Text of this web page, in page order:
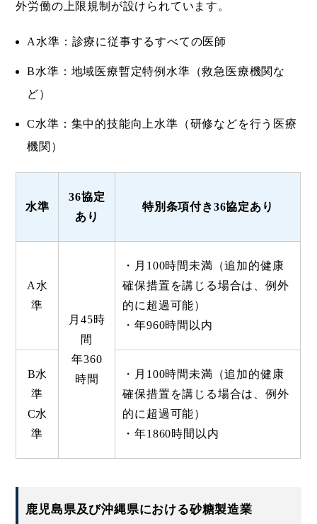
外労働の上限規制が設けられています。
A水準：診療に従事するすべての医師
B水準：地域医療暫定特例水準（救急医療機関な
ど）
C水準：集中的技能向上水準（研修などを行う医療
機関）
水準
36協定
あり
特別条項付き36協定あり
A水
準
月45時
間
年360
時間
・月100時間未満（追加的健康
確保措置を講じる場合は、例外
的に超過可能）
・年960時間以内
B水
準
C水
準
・月100時間未満（追加的健康
確保措置を講じる場合は、例外
的に超過可能）
・年1860時間以内
鹿児島県及び沖縄県における砂糖製造業